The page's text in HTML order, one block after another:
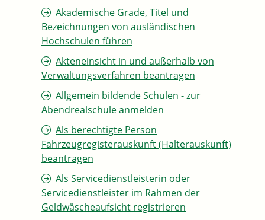
Akademische Grade, Titel und
Bezeichnungen von ausländischen
Hochschulen führen
Akteneinsicht in und außerhalb von
Verwaltungsverfahren beantragen
Allgemein bildende Schulen - zur
Abendrealschule anmelden
Als berechtigte Person
Fahrzeugregisterauskunft (Halterauskunft)
beantragen
Als Servicedienstleisterin oder
Servicedienstleister im Rahmen der
Geldwäscheaufsicht registrieren